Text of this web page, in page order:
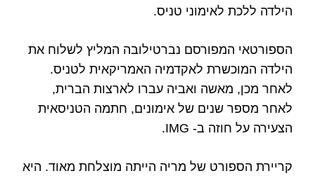
הילדה ללכת לאימוני טניס.
הספורטאי המפורסם נברטילובה המליץ ​​לשלוח את
הילדה המוכשרת לאקדמיה האמריקאית לטניס.
לאחר מכן, מאשה ואביה עברו לארצות הברית,
לאחר מספר שנים של אימונים, חתמה הטניסאית
הצעירה על חוזה ב- IMG.
קריירת הספורט של מריה הייתה מוצלחת מאוד. היא